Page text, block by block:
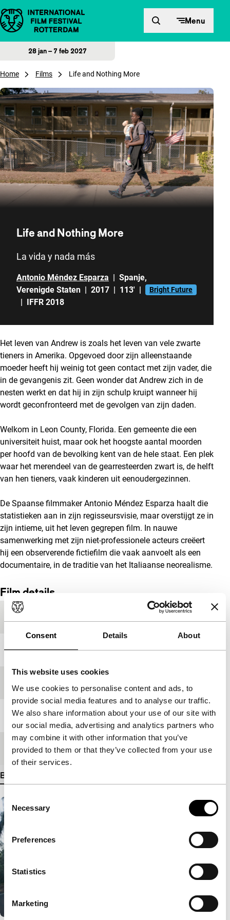
Consent Details About
This website uses cookies
We use cookies to personalise content and ads, to
provide social media features and to analyse our traffic.
We also share information about your use of our site with
our social media, advertising and analytics partners who
may combine it with other information that you’ve
provided to them or that they’ve collected from your use
of their services.
Consent
Selection
Necessary
Preferences
Statistics
Marketing
Direct naar inhoud Menu
28 jan – 7 feb 2027
Home Films Life and Nothing More
Life and Nothing More
La vida y nada más
Antonio Méndez Esparza | Spanje,
Verenigde Staten | 2017 | 113' | Bright Future
| IFFR 2018
Het leven van Andrew is zoals het leven van vele zwarte
tieners in Amerika. Opgevoed door zijn alleenstaande
moeder heeft hij weinig tot geen contact met zijn vader, die
in de gevangenis zit. Geen wonder dat Andrew zich in de
nesten werkt en dat hij in zijn schulp kruipt wanneer hij
wordt geconfronteerd met de gevolgen van zijn daden.
Welkom in Leon County, Florida. Een gemeente die een
universiteit huist, maar ook het hoogste aantal moorden
per hoofd van de bevolking kent van de hele staat. Een plek
waar het merendeel van de gearresteerden zwart is, de helft
van hen tieners, vaak kinderen uit eenoudergezinnen.
De Spaanse filmmaker Antonio Méndez Esparza haalt die
statistieken aan in zijn regisseursvisie, maar overstijgt ze in
zijn intieme, uit het leven gegrepen film. In nauwe
samenwerking met zijn niet-professionele acteurs creëert
hij een observerende fictiefilm die vaak aanvoelt als een
documentaire, in de traditie van het Italiaanse neorealisme.
Film details
Verenigde Staten
Jaar 2017
Lengte 113'
Medium/FormaatDCP
Bekijk meer details